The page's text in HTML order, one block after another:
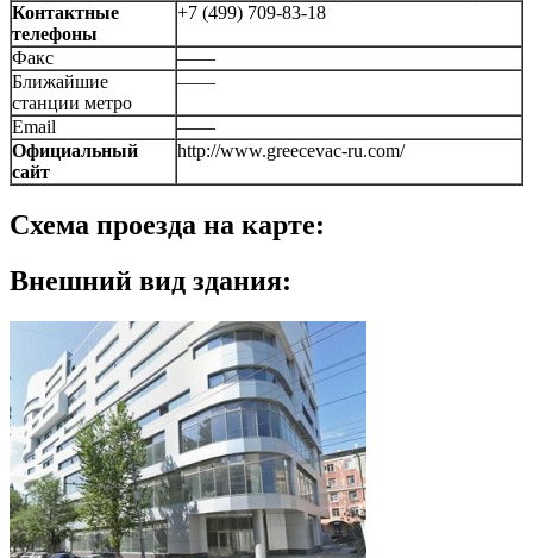
Контактные
телефоны
+7 (499) 709-83-18
Факс
——
Ближайшие
станции метро
——
Email
——
Официальный
сайт
http://www.greecevac-ru.com/
Схема проезда на карте:
Внешний вид здания: